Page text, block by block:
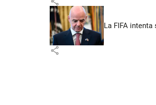
La FIFA
share